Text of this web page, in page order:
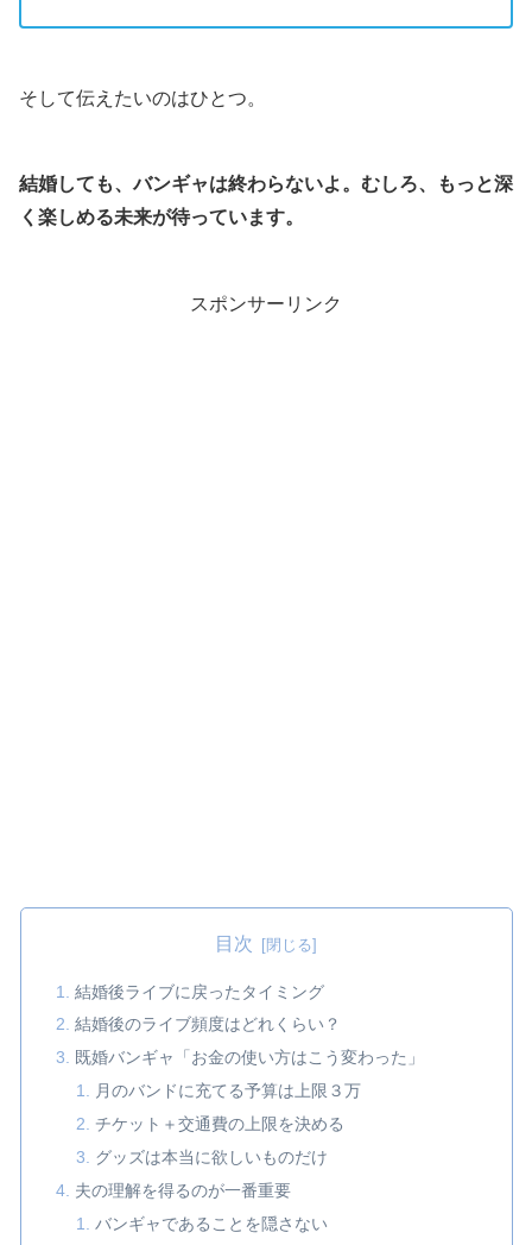
そして伝えたいのはひとつ。
結婚しても、バンギャは終わらないよ。むしろ、もっと深
く楽しめる未来が待っています。
スポンサーリンク
目次
結婚後ライブに戻ったタイミング
結婚後のライブ頻度はどれくらい？
既婚バンギャ「お金の使い方はこう変わった」
月のバンドに充てる予算は上限３万
チケット＋交通費の上限を決める
グッズは本当に欲しいものだけ
夫の理解を得るのが一番重要
バンギャであることを隠さない